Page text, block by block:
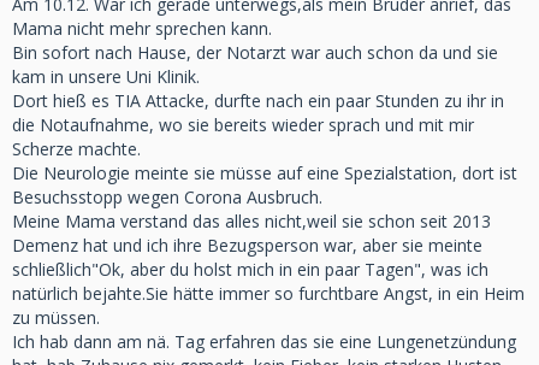
Mama nicht mehr sprechen kann.
Bin sofort nach Hause, der Notarzt war auch schon da und sie
kam in unsere Uni Klinik.
Dort hieß es TIA Attacke, durfte nach ein paar Stunden zu ihr in
die Notaufnahme, wo sie bereits wieder sprach und mit mir
Scherze machte.
Die Neurologie meinte sie müsse auf eine Spezialstation, dort ist
Besuchsstopp wegen Corona Ausbruch.
Meine Mama verstand das alles nicht,weil sie schon seit 2013
Demenz hat und ich ihre Bezugsperson war, aber sie meinte
schließlich"Ok, aber du holst mich in ein paar Tagen", was ich
natürlich bejahte.Sie hätte immer so furchtbare Angst, in ein Heim
zu müssen.
Ich hab dann am nä. Tag erfahren das sie eine Lungenetzündung